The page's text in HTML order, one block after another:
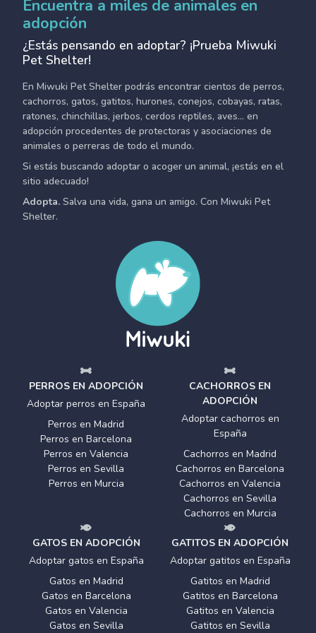
Encuentra a miles de animales en
adopción
¿Estás pensando en adoptar? ¡Prueba Miwuki
Pet Shelter!
En Miwuki Pet Shelter podrás encontrar cientos de perros,
cachorros, gatos, gatitos, hurones, conejos, cobayas, ratas,
ratones, chinchillas, jerbos, cerdos reptiles, aves... en
adopción procedentes de protectoras y asociaciones de
animales o perreras de todo el mundo.
Si estás buscando adoptar o acoger un animal, ¡estás en el
sitio adecuado!
Adopta. Salva una vida, gana un amigo. Con Miwuki Pet
Shelter.
PERROS EN ADOPCIÓN
Adoptar perros en España
Perros en Madrid
Perros en Barcelona
Perros en Valencia
Perros en Sevilla
Perros en Murcia
CACHORROS EN
ADOPCIÓN
Adoptar cachorros en
España
Cachorros en Madrid
Cachorros en Barcelona
Cachorros en Valencia
Cachorros en Sevilla
Cachorros en Murcia
GATOS EN ADOPCIÓN
Adoptar gatos en España
Gatos en Madrid
Gatos en Barcelona
Gatos en Valencia
Gatos en Sevilla
GATITOS EN ADOPCIÓN
Adoptar gatitos en España
Gatitos en Madrid
Gatitos en Barcelona
Gatitos en Valencia
Gatitos en Sevilla